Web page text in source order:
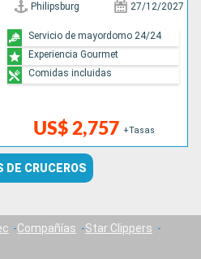
Philipsburg 27/12/2027
US$ 2,757 +Tasas
Servicio de mayordomo 24/24
Experiencia Gourmet
Comidas incluidas
DE CRUCEROS
Compañías
Star Clippers